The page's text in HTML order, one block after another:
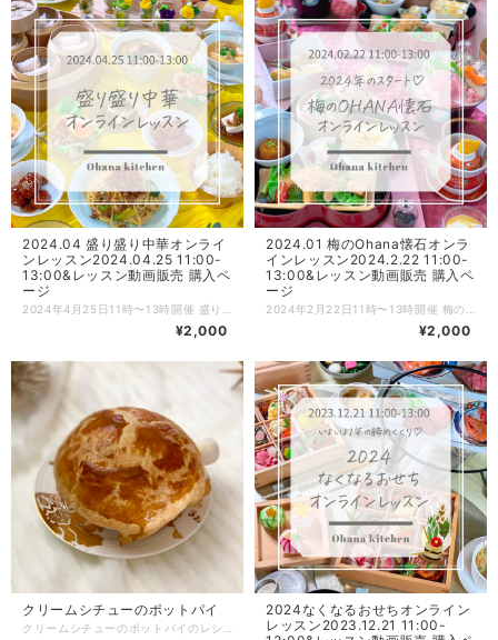
2024.04 盛り盛り中華オンライ
ンレッスン2024.04.25 11:00-
13:00&レッスン動画販売 購入ペ
ージ
¥2,000
2024.01 梅のOhana懐石オンラ
インレッスン2024.2.22 11:00-
13:00&レッスン動画販売 購入ペ
ージ
¥2,000
クリームシチューのポットパイ
2024なくなるおせちオンライン
レッスン2023.12.21 11:00-